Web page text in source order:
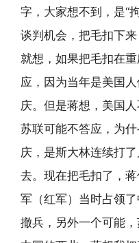
字，大家想不到，是“
谈判机会，把毛扣下
就想，如果把毛扣在
应，因为当年是美国
庆。但是蒋想，美国
苏联可能不答应，为
庆，是斯大林连续打
去。现在把毛扣了，
军（红军）当时占领
撤兵，另外一个可能